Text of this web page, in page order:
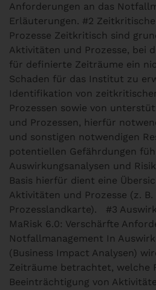
Anforderungen an das
Erläuterungen. #2
Prozesse Zeitkritisch sind
Aktivitäten und Prozesse, bei
für definierte Zeiträume ein
Schaden für das Institut zu
Identifikation von
Prozessen sowie von
und Prozessen, hierfür
und sonstigen notwendigen
potentiellen Gefährdungen
Auswirkungsanalysen und
Basis hierfür dient eine
Aktivitäten und Prozesse (z.
Prozesslandkarte). #3
MaRisk 6.0: Verschärfte
Notfallmanagement In
(Business Impact Analysen)
Zeiträume betrachtet, welche
Beeinträchtigung von